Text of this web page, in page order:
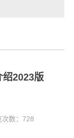
绍2023版
数： 728